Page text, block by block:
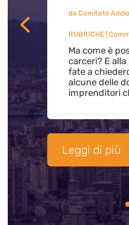
da Comitato
RUBRICHE|
Ma come è
carceri? E
fate a
alcune delle
imprenditori
Leggi di più